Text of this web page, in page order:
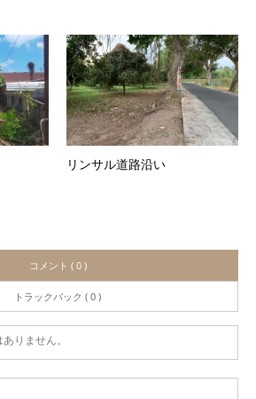
リンサル道路沿い
コメント ( 0 )
トラックバック ( 0 )
りません。